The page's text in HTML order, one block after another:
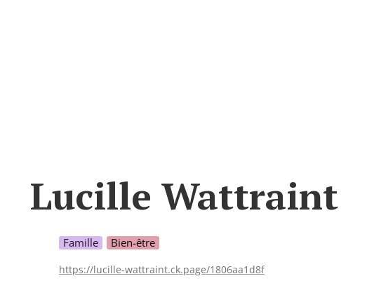
Lucille Wattraint
Famille Bien-être
https://lucille-wattraint.ck.page/1806aa1d8f